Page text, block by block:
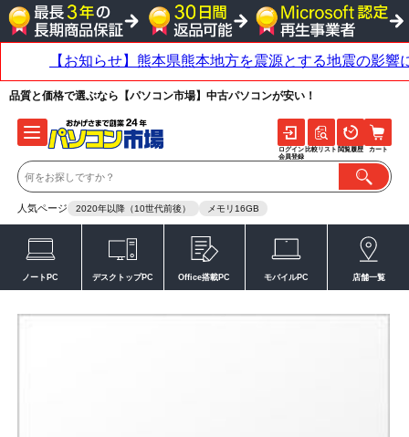
品質と価格で選ぶなら【パソコン市場】中古パソコンが安い！
人気ページ 2020年以降（10世代前後） メモリ16GB
ログイン
会員登録
比較リスト 閲覧履歴 カート
ノートPC デスクトップPC Office搭載PC モバイルPC 店舗一覧